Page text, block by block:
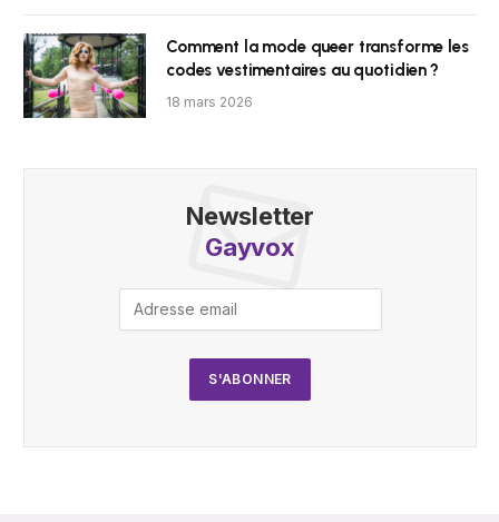
Comment la mode queer transforme les
codes vestimentaires au quotidien ?
18 mars 2026
Newsletter
Gayvox